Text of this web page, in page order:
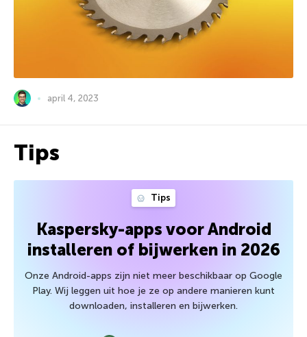
april 4, 2023
Tips
Tips
Kaspersky-apps voor Android
installeren of bijwerken in 2026
Onze Android-apps zijn niet meer beschikbaar op Google
Play. Wij leggen uit hoe je ze op andere manieren kunt
downloaden, installeren en bijwerken.